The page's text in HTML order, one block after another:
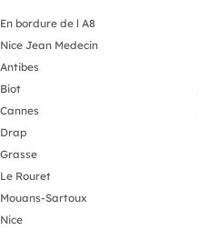
En bordure de l A8
Nice Jean Medecin
Antibes
Biot
Cannes
Drap
Grasse
Le Rouret
Mouans-Sartoux
Nice